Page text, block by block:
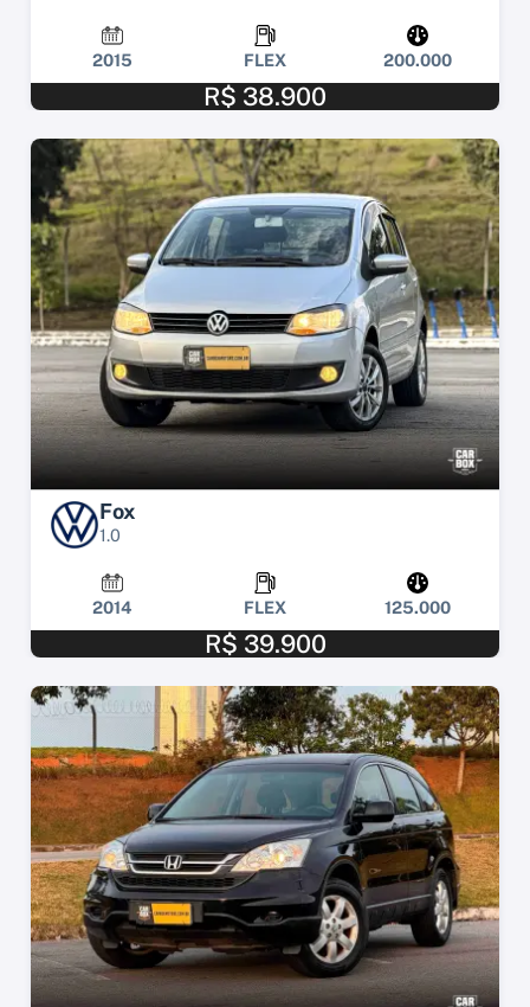
2015 FLEX 200.000
R$ 38.900
Fox
1.0
2014 FLEX 125.000
R$ 39.900